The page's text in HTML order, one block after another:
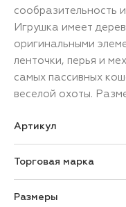
сообразительность
Игрушка имеет
оригинальными
ленточки, перья и
самых пассивных
веселой охоты.
Артикул
Торговая марка
Размеры